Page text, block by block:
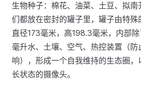
生物种子：棉花、油菜、土豆、拟
们都放在密封的罐子里，罐子由特殊
直径173毫米，高198.3毫米，内部
毫升水、土壤、空气、热控装置（
响），形成一个自我维持的生态圈
长状态的摄像头。